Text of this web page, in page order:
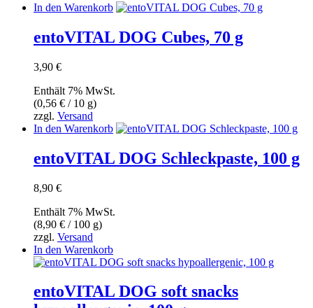
In den Warenkorb
entoVITAL DOG Cubes, 70 g
3,90 €
Enthält 7% MwSt.
(0,56 € / 10 g)
zzgl. Versand
In den Warenkorb
entoVITAL DOG Schleckpaste, 100 g
8,90 €
Enthält 7% MwSt.
(8,90 € / 100 g)
zzgl. Versand
In den Warenkorb
entoVITAL DOG soft snacks